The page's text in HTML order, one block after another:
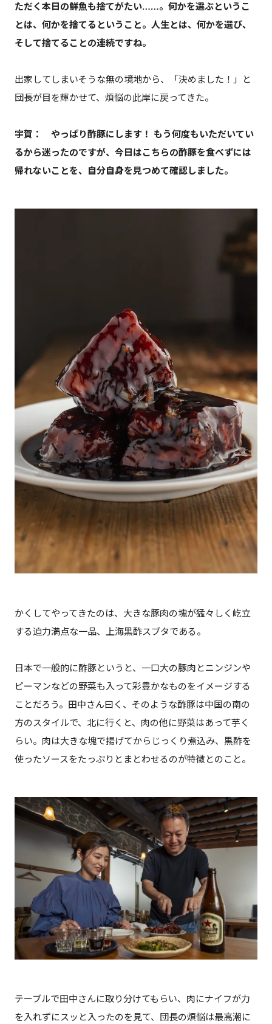
ただく本日の鮮魚も捨てがたい……。何かを選ぶというこ
とは、何かを捨てるということ。人生とは、何かを選び、
そして捨てることの連続ですね。
出家してしまいそうな無の境地から、「決めました！」と
団長が目を輝かせて、煩悩の此岸に戻ってきた。
宇賀： やっぱり酢豚にします！ もう何度もいただいてい
るから迷ったのですが、今日はこちらの酢豚を食べずには
帰れないことを、自分自身を見つめて確認しました。
かくしてやってきたのは、大きな豚肉の塊が猛々しく屹立
する迫力満点な一品、上海黒酢スブタである。
日本で一般的に酢豚というと、一口大の豚肉とニンジンや
ピーマンなどの野菜も入って彩豊かなものをイメージする
ことだろう。田中さん曰く、そのような酢豚は中国の南の
方のスタイルで、北に行くと、肉の他に野菜はあって芋く
らい。肉は大きな塊で揚げてからじっくり煮込み、黒酢を
使ったソースをたっぷりとまとわせるのが特徴とのこと。
テーブルで田中さんに取り分けてもらい、肉にナイフが力
を入れずにスッと入ったのを見て、団長の煩悩は最高潮に